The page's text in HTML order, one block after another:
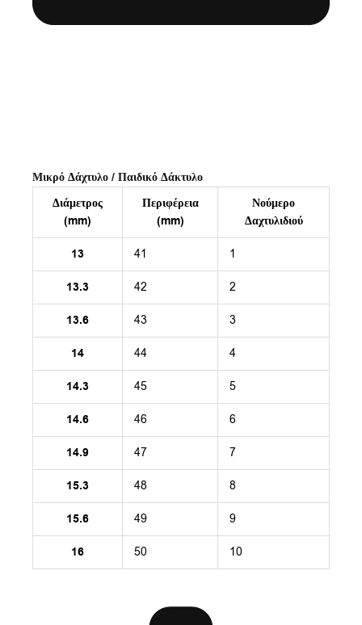
Μικρό Δάχτυλο / Παιδικό Δάκτυλο
Διάμετρος
(mm)
Περιφέρεια
(mm)
Νούμερο
Δαχτυλιδιού
13 41 1
13.3 42 2
13.6 43 3
14 44 4
14.3 45 5
14.6 46 6
14.9 47 7
15.3 48 8
15.6 49 9
16 50 10